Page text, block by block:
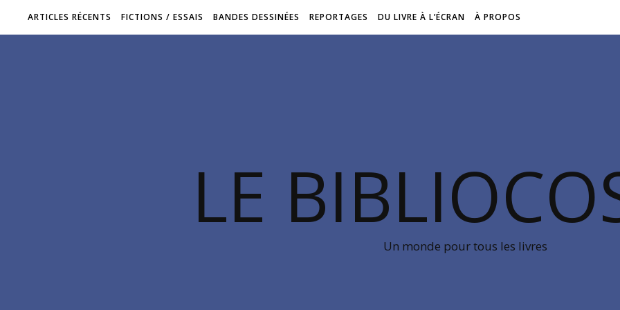
ARTICLES RÉCENTS FICTIONS / ESSAIS BANDES DESSINÉES REPORTAGES DU LIVRE À L’ÉCRAN À PROPOS
LE
Un monde pour tous les livres